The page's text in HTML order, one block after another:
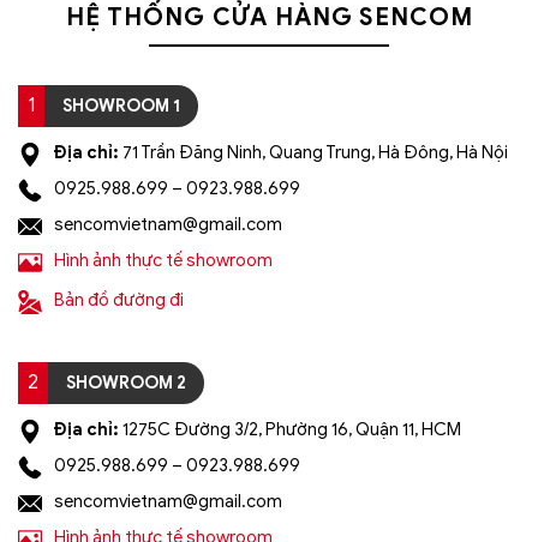
HỆ THỐNG CỬA HÀNG SENCOM
1 SHOWROOM 1
Địa chỉ: 71 Trần Đăng Ninh, Quang Trung, Hà Đông, Hà Nội
0925.988.699 – 0923.988.699
sencomvietnam@gmail.com
Hình ảnh thực tế showroom
Bản đồ đường đi
2 SHOWROOM 2
Địa chỉ: 1275C Đường 3/2, Phường 16, Quận 11, HCM
0925.988.699 – 0923.988.699
sencomvietnam@gmail.com
Hình ảnh thực tế showroom